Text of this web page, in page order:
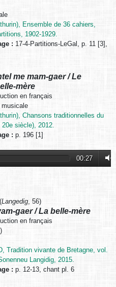
Ensemble de 36 cahiers,
1902-1929.
: 17-4-Partitions-LeGal, p. 11 [3],
me mam-gaer / Le
mère
en français
musicale
Chansons traditionnelles du
siècle), 2012.
: p. 196 [1]
00:27
(Langedig, 56)
gaer / La belle-mère
en français
Tradition vivante de Bretagne, vol.
Langidig, 2015.
: p. 12-13, chant pl. 6